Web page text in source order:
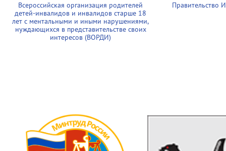
Всероссийская организация родителей
детей-инвалидов и инвалидов старше 18
лет с ментальными и иными нарушениями,
нуждающихся в представительстве своих
интересов (ВОРДИ)
Правительство